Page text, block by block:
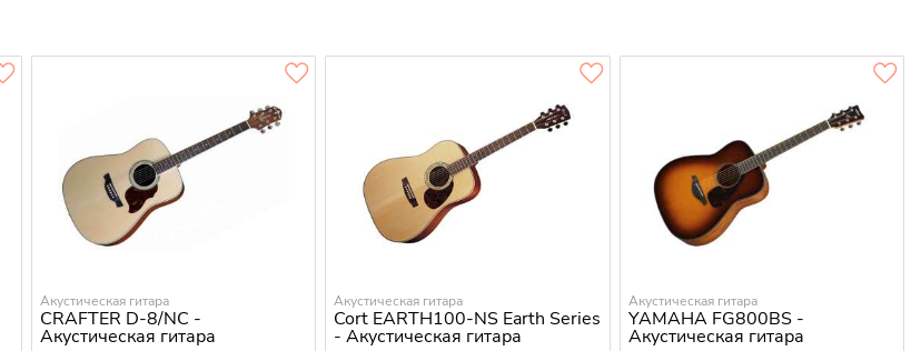
Акустическая гитара
CRAFTER D-8/NС -
Акустическая гитара
Акустическая гитара
Cort EARTH100-NS Earth Series
- Акустическая гитара
Акустическая гитара
YAMAHA FG800BS -
Акустическая гитара